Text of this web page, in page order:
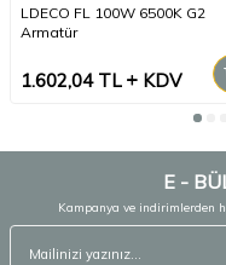
LDECO FL 100W 6500K G2
Armatür
1.602,04TL KDV
E -
Kampanya ve indirimlerden